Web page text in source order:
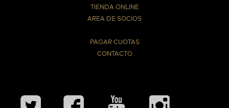
TIENDA ONLINE
AREA DE SOCIOS
PAGAR CUOTAS
CONTACTO